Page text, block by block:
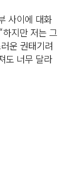
사이에 대화
지만 저는 그
운 권태기려
도 너무 달라